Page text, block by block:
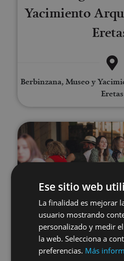
Yacimiento
Berbinzana, Museo y
Eretas
01 ENE -
Visita a
Vivimos
Ese sitio web
La finalidad es mejorar
usuario mostrando
personalizado y medir
la web. Selecciona a
preferencias. Más